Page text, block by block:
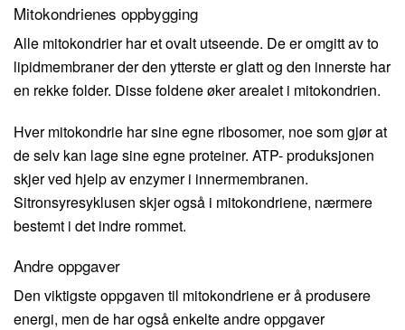
Mitokondrienes oppbygging
Alle mitokondrier har et ovalt utseende. De er omgitt av to
lipidmembraner der den ytterste er glatt og den innerste har
en rekke folder. Disse foldene øker arealet i mitokondrien.
Hver mitokondrie har sine egne ribosomer, noe som gjør at
de selv kan lage sine egne proteiner. ATP- produksjonen
skjer ved hjelp av enzymer i innermembranen.
Sitronsyresyklusen skjer også i mitokondriene, nærmere
bestemt i det indre rommet.
Andre oppgaver
Den viktigste oppgaven til mitokondriene er å produsere
energi, men de har også enkelte andre oppgaver